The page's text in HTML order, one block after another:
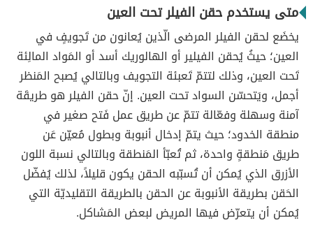
متى يستخدم حقن الفيلر تحت العين
يخضَع لحقن الفيلر المرضى الّذين يُعانون من تَجويفٍ في
العين؛ حيثُ يُحقن الفيلير أو الهالوريك أسد أو المَواد المالِئة
تَحت العين، وذلك لتتمّ تَعبئة التجويف وبالتالي يُصبح المَنظر
أجمل، ويَتحسّن السواد تحت العين. إنّ حقن الفيلر هو طريقَة
آمنة وسهلة وفعّالة تتمّ عن طريق عمل فَتح صغير في
منطقة الخدود؛ حيث يتمّ إدخال أنبوبة وبطول مُعيّن عَن
طريق مَنطقةٍ واحدة، ثم تُعبّأ المَنطقة وبالتالي نسبة اللون
الأزرق الذي يُمكن أن تُسبّبه الحقن يكون قليلاً، لذلك يُفضّل
الحَقن بطريقة الأنبوبة عن الحقن بالطريقة التقليديّة التي
يُمكن أن يتعرّض فيها المريض لبعض المَشاكل.